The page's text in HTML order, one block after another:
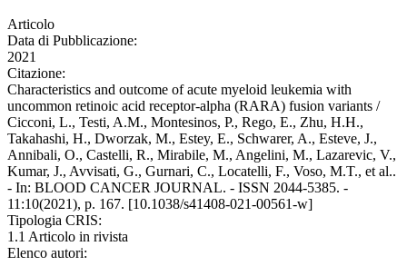
Articolo
Data di Pubblicazione:
2021
Citazione:
Characteristics and outcome of acute myeloid leukemia with
uncommon retinoic acid receptor-alpha (RARA) fusion variants /
Cicconi, L., Testi, A.M., Montesinos, P., Rego, E., Zhu, H.H.,
Takahashi, H., Dworzak, M., Estey, E., Schwarer, A., Esteve, J.,
Annibali, O., Castelli, R., Mirabile, M., Angelini, M., Lazarevic, V.,
Kumar, J., Avvisati, G., Gurnari, C., Locatelli, F., Voso, M.T., et al..
- In: BLOOD CANCER JOURNAL. - ISSN 2044-5385. -
11:10(2021), p. 167. [10.1038/s41408-021-00561-w]
Tipologia CRIS:
1.1 Articolo in rivista
Elenco autori: